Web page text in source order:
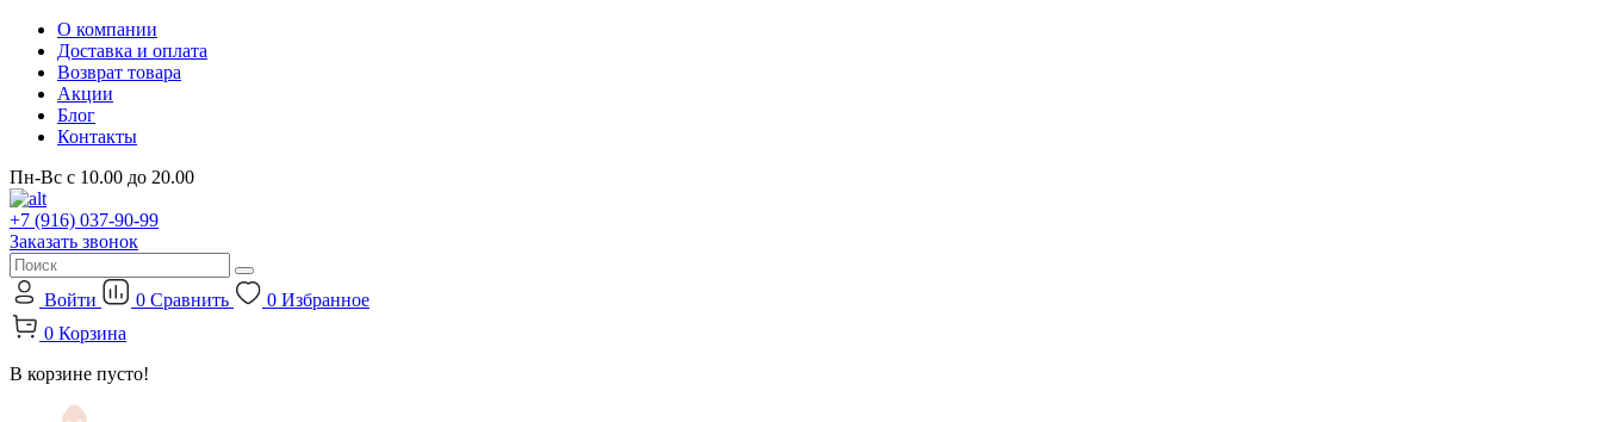
О компании
Доставка и оплата
Возврат товара
Акции
Блог
Контакты
Пн-Вс с 10.00 до 20.00
+7 (916) 037-90-99
Заказать звонок
Войти 0 Сравнить 0 Избранное
0 Корзина
В корзине пусто!